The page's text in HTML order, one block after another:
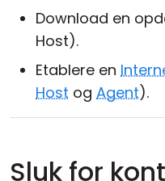
Download en
Host).
Etablere en
Host og Agent).
Sluk for